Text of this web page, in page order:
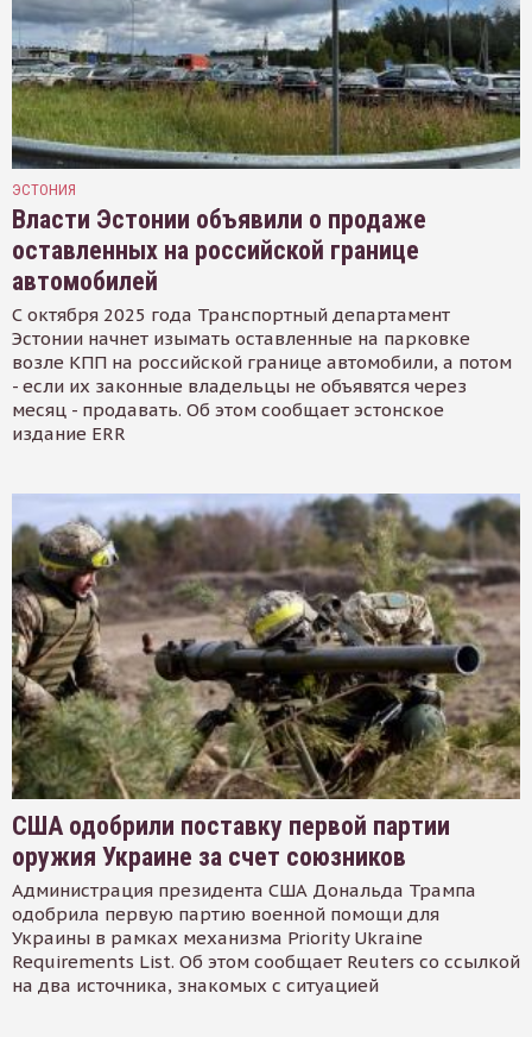
ЭСТОНИЯ
Власти Эстонии объявили о продаже
оставленных на российской границе
автомобилей
С октября 2025 года Транспортный департамент
Эстонии начнет изымать оставленные на парковке
возле КПП на российской границе автомобили, а потом
- если их законные владельцы не объявятся через
месяц - продавать. Об этом сообщает эстонское
издание ERR
США одобрили поставку первой партии
оружия Украине за счет союзников
Администрация президента США Дональда Трампа
одобрила первую партию военной помощи для
Украины в рамках механизма Priority Ukraine
Requirements List. Об этом сообщает Reuters со ссылкой
на два источника, знакомых с ситуацией